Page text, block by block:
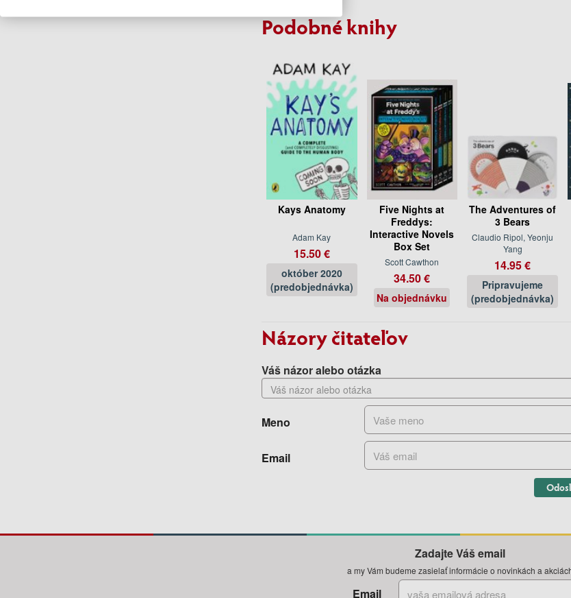
Podobné knihy
Kays Anatomy
Adam Kay
15.50 €
október 2020
(predobjednávka)
Five Nights at
Freddys:
Interactive Novels
Box Set
Scott Cawthon
34.50 €
Na objednávku
The Adventures of
3 Bears
Claudio Ripol, Yeonju
Yang
14.95 €
Pripravujeme
(predobjednávka)
Názory čitateľov
Váš názor alebo otázka
Meno
Email
Zadajte Váš email
a my Vám budeme zasielať informácie o novinkách a
Email